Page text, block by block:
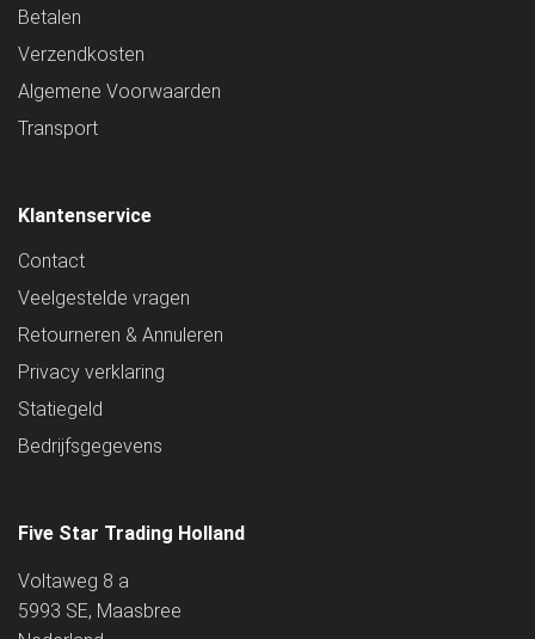
Betalen
Verzendkosten
Algemene Voorwaarden
Transport
Klantenservice
Contact
Veelgestelde vragen
Retourneren & Annuleren
Privacy verklaring
Statiegeld
Bedrijfsgegevens
Five Star Trading Holland
Voltaweg 8 a
5993 SE, Maasbree